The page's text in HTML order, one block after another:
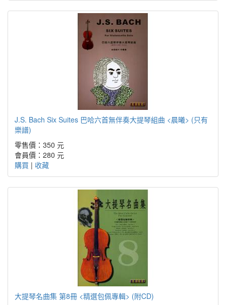
J.S. Bach Six Suites 巴哈六首無伴奏大提琴組曲 <晨曦> (只有
樂譜)
零售價：350 元
會員價：280 元
購買 | 收藏
大提琴名曲集 第8冊 <精選包佩專輯> (附CD)